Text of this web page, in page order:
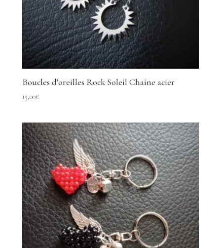
Boucles d’oreilles Rock Soleil Chaine acier
15,00€